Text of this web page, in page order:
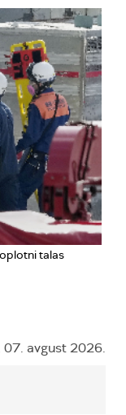
talas
07. avgust 2026.